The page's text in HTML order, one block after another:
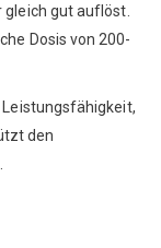
gleich gut auflöst.
Dosis von 200-
den